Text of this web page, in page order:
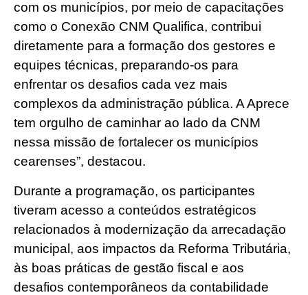
com os municípios, por meio de capacitações
como o Conexão CNM Qualifica, contribui
diretamente para a formação dos gestores e
equipes técnicas, preparando-os para
enfrentar os desafios cada vez mais
complexos da administração pública. A Aprece
tem orgulho de caminhar ao lado da CNM
nessa missão de fortalecer os municípios
cearenses”, destacou.
Durante a programação, os participantes
tiveram acesso a conteúdos estratégicos
relacionados à modernização da arrecadação
municipal, aos impactos da Reforma Tributária,
às boas práticas de gestão fiscal e aos
desafios contemporâneos da contabilidade